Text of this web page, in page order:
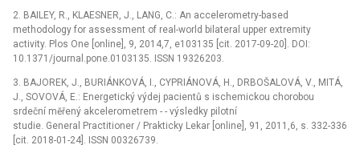
2. BAILEY, R., KLAESNER, J., LANG, C.: An accelerometry-based
methodology for assessment of real-world bilateral upper extremity
activity. Plos One [online], 9, 2014,7, e103135 [cit. 2017-09-20]. DOI:
10.1371/journal.pone.0103135. ISSN 19326203.
3. BAJOREK, J., BURIÁNKOVÁ, I., CYPRIÁNOVÁ, H., DRBOŠALOVÁ, V., MITÁ,
J., SOVOVÁ, E.: Energetický výdej pacientů s ischemickou chorobou
srdeční mĕřený akcelerometrem - -⁠ výsledky pilotní
studie. General Practitioner / Prakticky Lekar [online], 91, 2011,6, s. 332-336
[cit. 2018-01-24]. ISSN 00326739.